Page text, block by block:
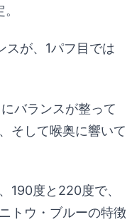
スが、1パフ目では
バランスが整って
そして喉奥に響いて
190度と220度で、
トウ・ブルーの特徴